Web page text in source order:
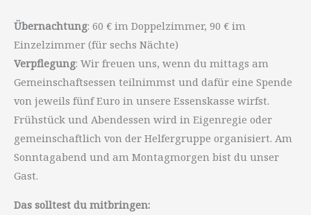
Übernachtung: 60 € im Doppelzimmer, 90 € im
Einzelzimmer (für sechs Nächte)
Verpflegung: Wir freuen uns, wenn du mittags am
Gemeinschaftsessen teilnimmst und dafür eine Spende
von jeweils fünf Euro in unsere Essenskasse wirfst.
Frühstück und Abendessen wird in Eigenregie oder
gemeinschaftlich von der Helfergruppe organisiert. Am
Sonntagabend und am Montagmorgen bist du unser
Gast.
Das solltest du mitbringen: